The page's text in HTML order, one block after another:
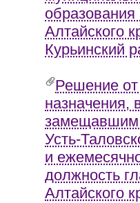
образования
Алтайского
Курьинский
Решение
назначения,
замещавшим
Усть-
и
должность
Алтайского